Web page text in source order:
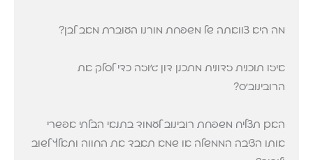
מה היא צוואתה של משפחת מורנו העוברת מאב לבן?
איזו תוכנית זדונית מתכנן דון ג'וזה כדי לסלק את
הרובינוב'ס?
האם תצליח משפחת רובינוב לעמוד בתנאי הבלתי אפשרי
אותו הציבה הממשלה או שמא תאבד את החווה ותאלץ לשוב